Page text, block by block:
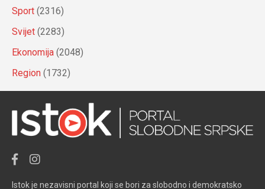
Sport (2316)
Svijet (2283)
Ekonomija (2048)
Region (1732)
Istok je nezavisni portal koji se bori za slobodno i demokratsko